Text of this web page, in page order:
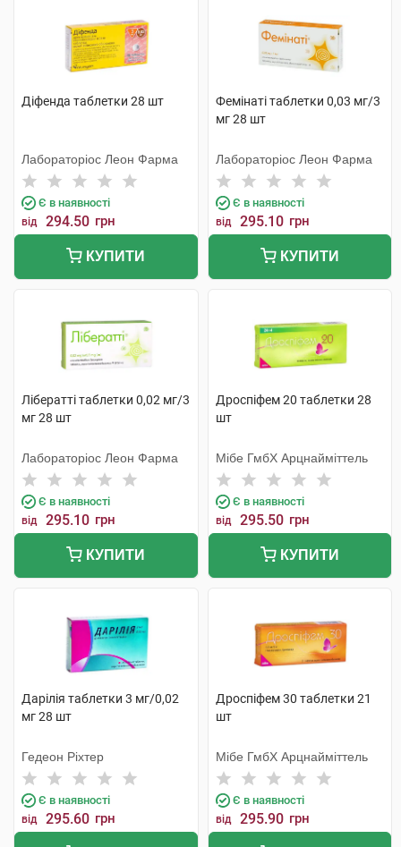
Діфенда таблетки 28 шт
Лабораторіос Леон Фарма
Є в наявності
від 294.50 грн
КУПИТИ
Фемінаті таблетки 0,03 мг/3
мг 28 шт
Лабораторіос Леон Фарма
Є в наявності
від 295.10 грн
КУПИТИ
Лібератті таблетки 0,02 мг/3
мг 28 шт
Лабораторіос Леон Фарма
Є в наявності
від 295.10 грн
КУПИТИ
Дроспіфем 20 таблетки 28
шт
Мібе ГмбХ Арцнайміттель
Є в наявності
від 295.50 грн
КУПИТИ
Дарілія таблетки 3 мг/0,02
мг 28 шт
Гедеон Ріхтер
Є в наявності
від 295.60 грн
Дроспіфем 30 таблетки 21
шт
Мібе ГмбХ Арцнайміттель
Є в наявності
від 295.90 грн